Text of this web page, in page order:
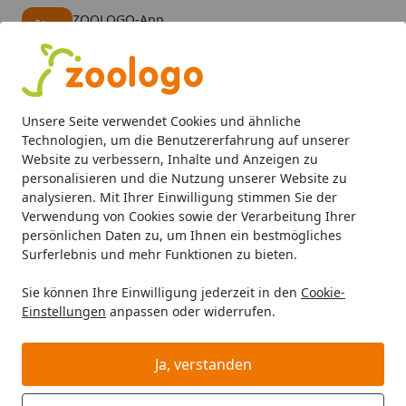
Unsere Seite verwendet Cookies und ähnliche
Technologien, um die Benutzererfahrung auf unserer
Website zu verbessern, Inhalte und Anzeigen zu
personalisieren und die Nutzung unserer Website zu
analysieren. Mit Ihrer Einwilligung stimmen Sie der
Verwendung von Cookies sowie der Verarbeitung Ihrer
persönlichen Daten zu, um Ihnen ein bestmögliches
Surferlebnis und mehr Funktionen zu bieten.
Sie können Ihre Einwilligung jederzeit in den Cookie-
Einstellungen anpassen oder widerrufen.
Ja, verstanden
ZOOLOGO-App
Alle Produkte
Mein Konto
Suchen
Startseite
Hund Hundefutter BARF & Frostfutter Komplettmenüs
Die Futtermacher Barf Menü Pute
Spezialfutter / Frostfutter für
(2 Bewertungen)